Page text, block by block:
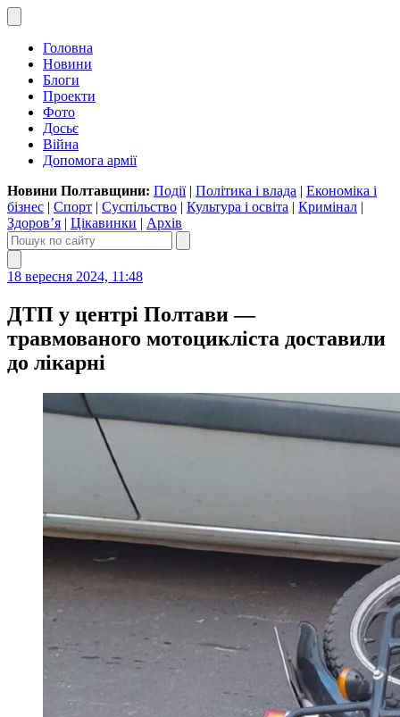
Головна
Новини
Блоги
Проекти
Фото
Досьє
Війна
Допомога армії
Новини Полтавщини: Події| Політика і влада | Економіка і
бізнес | Спорт | Суспільство | Культура і освіта | Кримінал |
Здоров’я | Цікавинки | Архів
18 вересня 2024, 11:48
ДТП у центрі Полтави —
травмованого мотоцикліста доставили
до лікарні